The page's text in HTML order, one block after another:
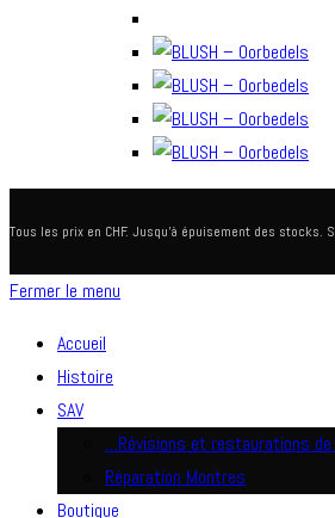
Tous les prix en CHF. Jusqu'à épuisement des stocks.
Fermer le menu
Accueil
Histoire
SAV
…Révisions et restaurations de
Réparation Montres
Boutique